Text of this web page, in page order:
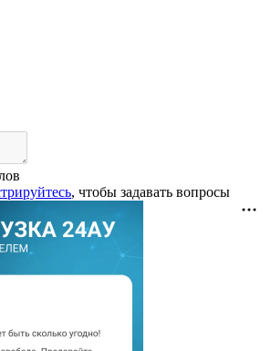
, чтобы задавать вопросы